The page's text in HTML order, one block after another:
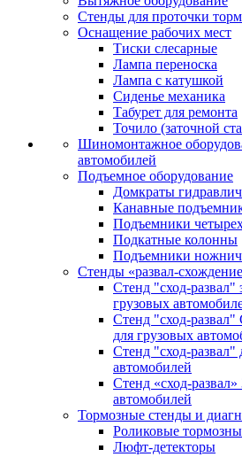
Стенды для проточки
Оснащение рабочих мест
Тиски слесарные
Лампа переноска
Лампа с катушкой
Сиденье механика
Табурет для ремонта
Точило (заточной
Шиномонтажное
автомобилей
Подъемное оборудование
Домкраты
Канавные
Подъемники
Подкатные колонны
Подъемники
Стенды «развал-
Стенд "сход-развал"
грузовых
Стенд "сход-
для грузовых
Стенд "сход-развал"
автомобилей
Стенд «сход-
автомобилей
Тормозные стенды и
Роликовые
Люфт-детекторы